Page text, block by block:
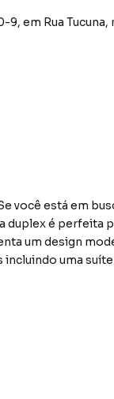
9, em Rua Tucuna,
você está em
é perfeita
um design
uma
ambientes.
máximo de
do imóvel